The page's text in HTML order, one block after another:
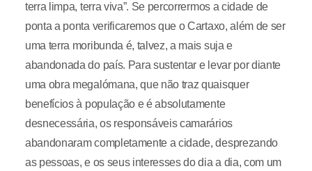
terra limpa, terra viva”. Se percorrermos a cidade de
ponta a ponta verificaremos que o Cartaxo, além de ser
uma terra moribunda é, talvez, a mais suja e
abandonada do país. Para sustentar e levar por diante
uma obra megalómana, que não traz quaisquer
benefícios à população e é absolutamente
desnecessária, os responsáveis camarários
abandonaram completamente a cidade, desprezando
as pessoas, e os seus interesses do dia a dia, com um